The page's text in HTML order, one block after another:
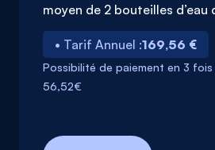
moyen de 2 bouteilles d’eau
• Tarif Annuel :169,56 €
Possibilité de paiement en 3
56,52€